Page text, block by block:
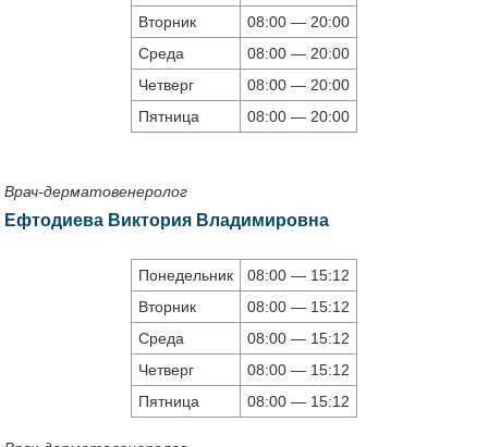
Вторник
08:00 — 20:00
Среда
08:00 — 20:00
Четверг
08:00 — 20:00
Пятница
08:00 — 20:00
Врач-дерматовенеролог
Ефтодиева Виктория Владимировна
Понедельник
08:00 — 15:12
Вторник
08:00 — 15:12
Среда
08:00 — 15:12
Четверг
08:00 — 15:12
Пятница
08:00 — 15:12